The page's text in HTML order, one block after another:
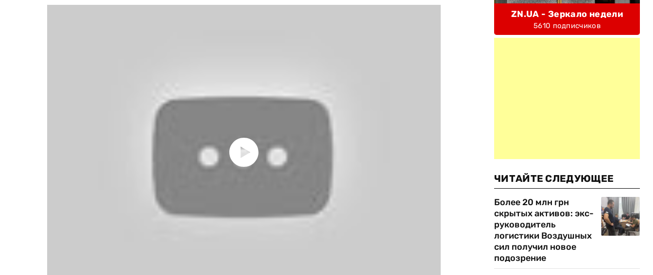
ZN.UA - Зеркало недели
5610 подписчиков
ЧИТАЙТЕ СЛЕДУЮЩЕЕ
Более 20 млн грн
скрытых активов: экс-
руководитель
логистики Воздушных
сил получил новое
подозрение